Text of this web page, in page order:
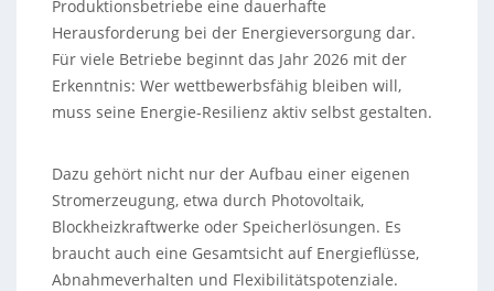
Produktionsbetriebe eine dauerhafte
Herausforderung bei der Energieversorgung dar.
Für viele Betriebe beginnt das Jahr 2026 mit der
Erkenntnis: Wer wettbewerbsfähig bleiben will,
muss seine Energie-Resilienz aktiv selbst gestalten.
Dazu gehört nicht nur der Aufbau einer eigenen
Stromerzeugung, etwa durch Photovoltaik,
Blockheizkraftwerke oder Speicherlösungen. Es
braucht auch eine Gesamtsicht auf Energieflüsse,
Abnahmeverhalten und Flexibilitätspotenziale.